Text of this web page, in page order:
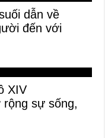
dẫn về
đến với
XIV
rộng sự sống,